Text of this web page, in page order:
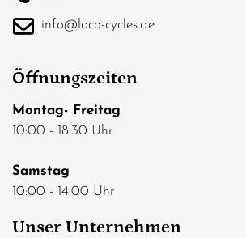
info@loco-cycles.de
Öffnungszeiten
Montag- Freitag
10:00 - 18:30 Uhr
Samstag
10:00 - 14:00 Uhr
Unser Unternehmen